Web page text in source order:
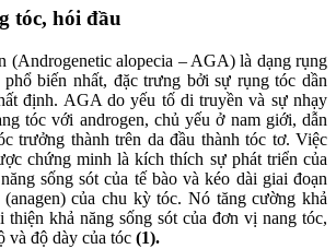
tóc, hói đầu
(Androgenetic alopecia – AGA) là dạng rụng
biến nhất, đặc trưng bởi sự rụng tóc dần
định. AGA do yếu tố di truyền và sự nhạy
tóc với androgen, chủ yếu ở nam giới, dẫn
trưởng thành trên da đầu thành tóc tơ. Việc
chứng minh là kích thích sự phát triển của
sống sót của tế bào và kéo dài giai đoạn
của chu kỳ tóc. Nó tăng cường khả
thiện khả năng sống sót của đơn vị nang tóc,
và độ dày của tóc (1).